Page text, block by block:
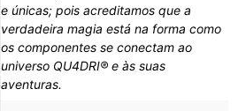
e únicas; pois acreditamos que a
verdadeira magia está na forma como
os componentes se conectam ao
universo QU4DRI® e às suas
aventuras.